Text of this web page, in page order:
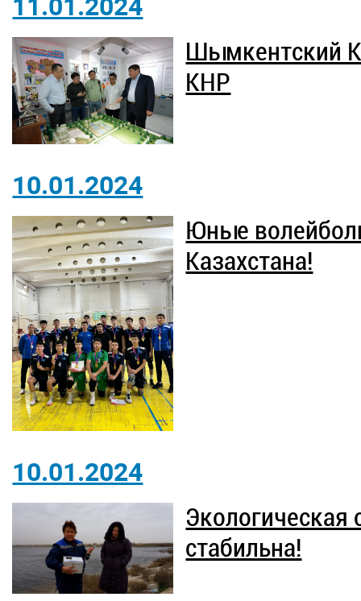
11.01.2024
Шымкентский
КНР
10.01.2024
Юные
Казахстана!
10.01.2024
Экологическая
стабильна!